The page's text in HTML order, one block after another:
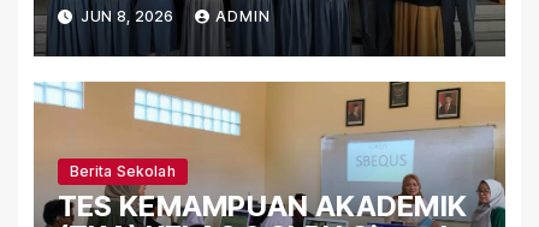
JUN 8, 2026 ADMIN
Berita Sekolah
TES KEMAMPUAN AKADEMIK